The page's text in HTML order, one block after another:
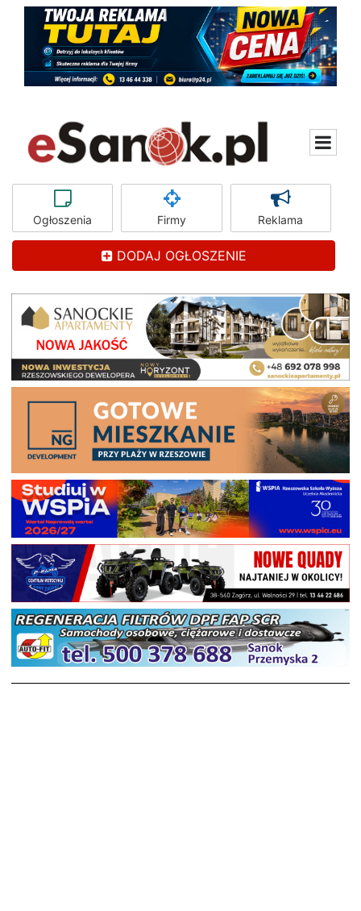
Ogłoszenia Firmy Reklama
DODAJ OGŁOSZENIE